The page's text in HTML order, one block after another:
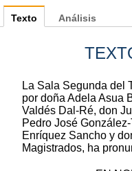
Texto
La Sala Segunda del
por doña Adela Asua
Valdés Dal-Ré, don
Pedro José
Enríquez Sancho y
Magistrados, ha
Análisis